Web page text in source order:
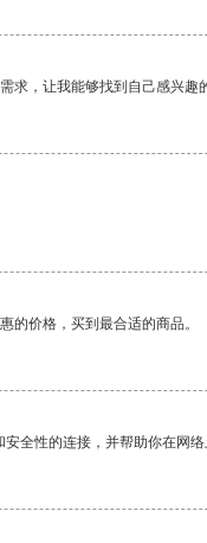
求，让我能够找到自己感兴趣
的价格，买到最合适的商品。
全性的连接，并帮助你在网络